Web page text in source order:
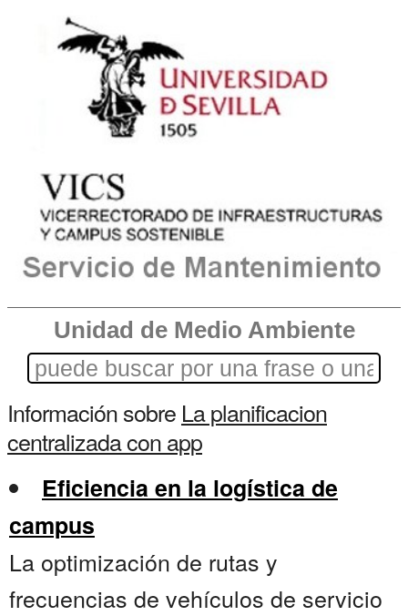
Unidad de Medio Ambiente
Información sobre La planificacion
centralizada con app
Eficiencia en la logística de
campus
La optimización de rutas y
frecuencias de vehículos de servicio